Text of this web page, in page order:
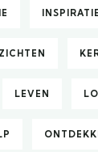
INSPIRATIE
LEVEN